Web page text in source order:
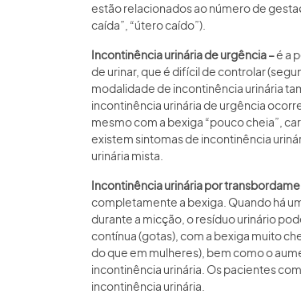
estão relacionados ao número de
caída”, “útero caído”).
Incontinência urinária de urgência –é a
de urinar, que é difícil de controlar
modalidade de incontinência urinária
incontinência urinária de urgência
mesmo com a bexiga “pouco cheia”,
existem sintomas de incontinência
urinária mista.
Incontinência urinária por
completamente a bexiga. Quando há
durante a micção, o resíduo urinário
contínua (gotas), com a bexiga muito
do que em mulheres), bem como o
incontinência urinária. Os pacientes
incontinência urinária.